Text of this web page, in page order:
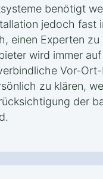
benötigt
jedoch fast
einen Experten
wird immer
Vor-
zu klären,
der